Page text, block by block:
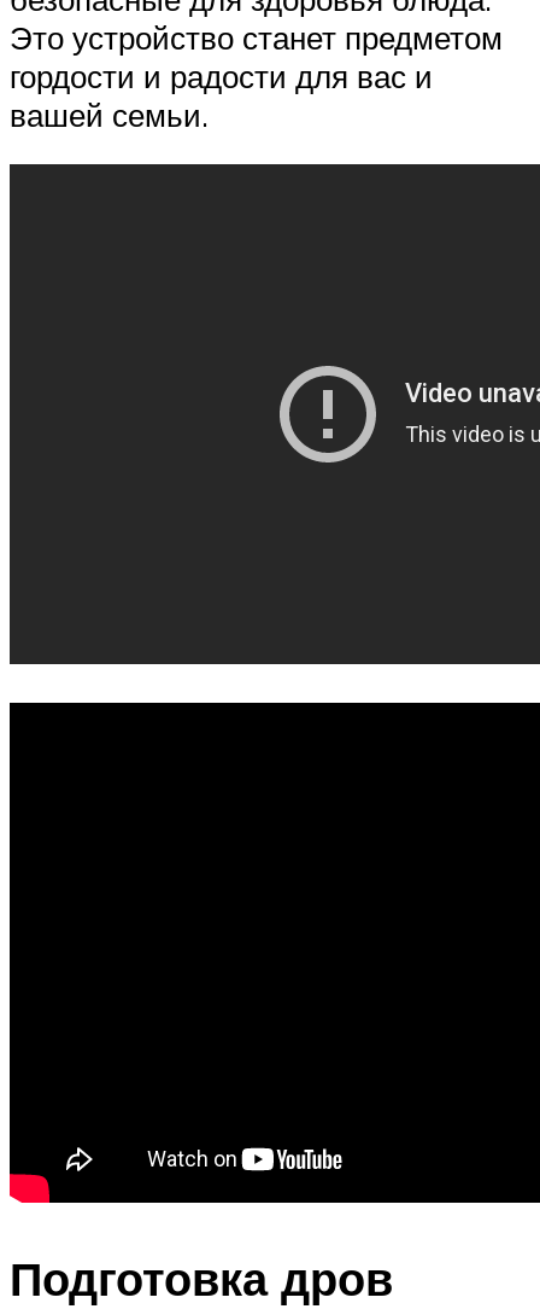
Это устройство станет предметом
гордости и радости для вас и
вашей семьи.
Подготовка дров